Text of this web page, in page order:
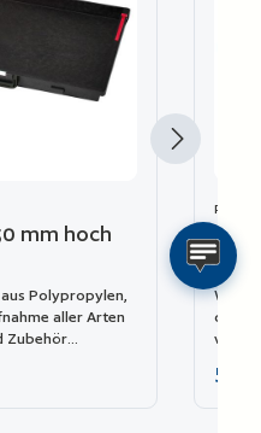
mm hoch
Polypropylen,
aller Arten
Zubehör
Prod.-
das
von